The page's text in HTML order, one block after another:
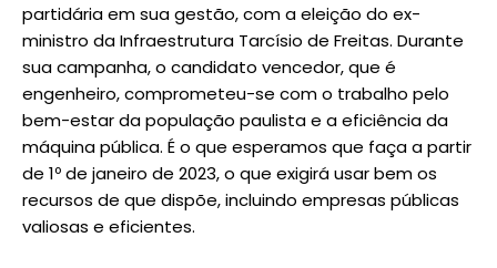
partidária em sua gestão, com a eleição do ex-
ministro da Infraestrutura Tarcísio de Freitas. Durante
sua campanha, o candidato vencedor, que é
engenheiro, comprometeu-se com o trabalho pelo
bem-estar da população paulista e a eficiência da
máquina pública. É o que esperamos que faça a partir
de 1º de janeiro de 2023, o que exigirá usar bem os
recursos de que dispõe, incluindo empresas públicas
valiosas e eficientes.